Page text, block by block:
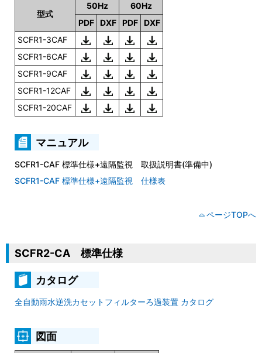
型式
50Hz
60Hz
PDF
DXF PDF
DXF
SCFR1-3CAF
SCFR1-6CAF
SCFR1-9CAF
SCFR1-12CAF
SCFR1-20CAF
マニュアル
SCFR1-CAF 標準仕様+遠隔監視 取扱説明書(準備中)
SCFR1-CAF 標準仕様+遠隔監視 仕様表
ページTOPへ
SCFR2-CA 標準仕様
カタログ
全自動雨水逆洗カセットフィルターろ過装置 カタログ
図面